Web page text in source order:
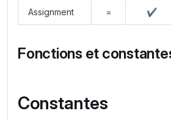
Assignment = ✔️
Fonctions et
Constantes